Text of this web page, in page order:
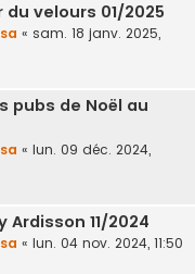
du velours 01/2025
« sam. 18 janv. 2025,
pubs de Noël au
« lun. 09 déc. 2024,
Ardisson 11/2024
« lun. 04 nov. 2024, 11:50